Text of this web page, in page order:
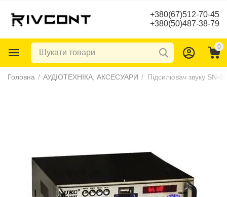
+380(67)512-70-45
+380(50)487-38-79
0
Головна / АУДІОТЕХНІКА, АКСЕСУАРИ / Підсилювач звуку SN-